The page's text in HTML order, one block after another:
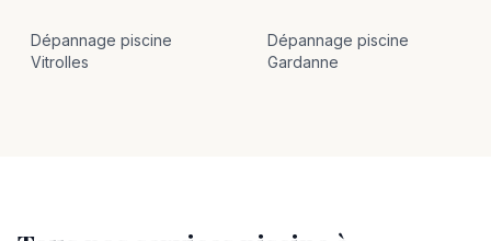
Dépannage piscine
Vitrolles
Dépannage piscine
Gardanne